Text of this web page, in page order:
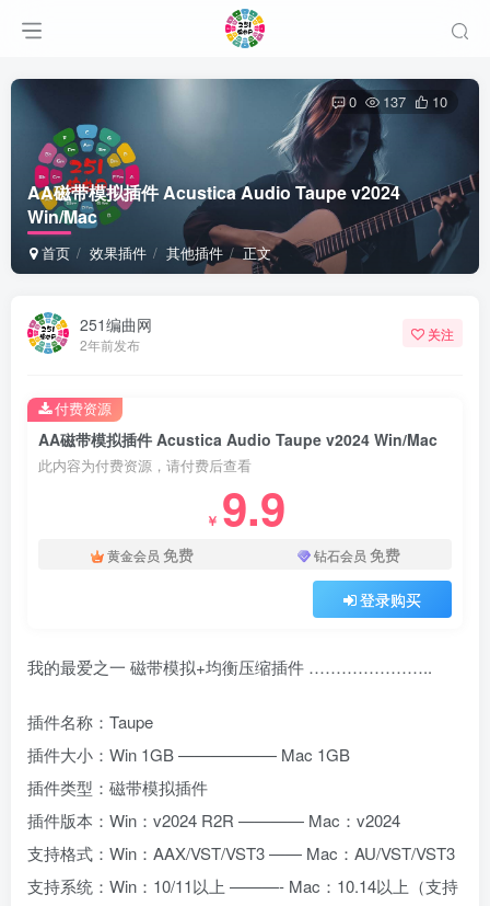
AA磁带模拟插件 Acustica Audio Taupe v2024
Win/Mac
首页 效果插件 其他插件 正文
0 137 10
251编曲网
2年前发布
关注
AA磁带模拟插件 Acustica Audio Taupe v2024 Win/Mac
此内容为付费资源，请付费后查看
￥ 9.9
黄金会员 免费 钻石会员 免费
登录购买
付费资源
我的最爱之一 磁带模拟+均衡压缩插件 …………………..
插件名称：Taupe
插件大小：Win 1GB —————— Mac 1GB
插件类型：磁带模拟插件
插件版本：Win：v2024 R2R ———— Mac：v2024
支持格式：Win：AAX/VST/VST3 —— Mac：AU/VST/VST3
支持系统：Win：10/11以上 ———- Mac：10.14以上（支持